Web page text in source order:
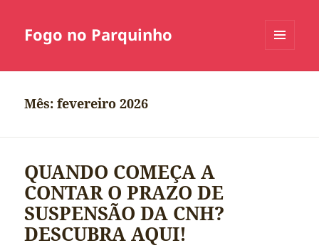
Fogo no Parquinho
Mês:fevereiro 2026
QUANDO COMEÇA A
CONTAR O PRAZO DE
SUSPENSÃO DA CNH?
DESCUBRA AQUI!